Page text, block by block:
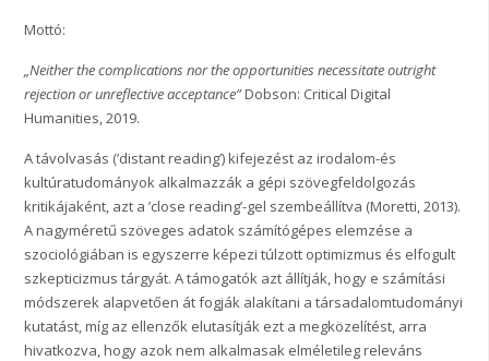
Mottó:
„Neither the complications nor the opportunities necessitate outright
rejection or unreflective acceptance”Dobson: Critical Digital
Humanities, 2019.
A távolvasás (’distant reading’) kifejezést az irodalom-és
kultúratudományok alkalmazzák a gépi szövegfeldolgozás
kritikájaként, azt a ’close reading’-gel szembeállítva (Moretti, 2013).
A nagyméretű szöveges adatok számítógépes elemzése a
szociológiában is egyszerre képezi túlzott optimizmus és elfogult
szkepticizmus tárgyát. A támogatók azt állítják, hogy e számítási
módszerek alapvetően át fogják alakítani a társadalomtudományi
kutatást, míg az ellenzők elutasítják ezt a megközelítést, arra
hivatkozva, hogy azok nem alkalmasak elméletileg releváns